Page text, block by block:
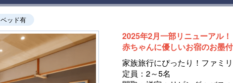
ベッド有
2025年2月一部リニューアル！
赤ちゃんに優しいお宿のお墨
家族旅行にぴったり！ファミ
定員：2～5名